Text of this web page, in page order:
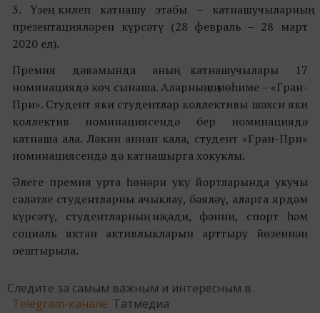
3. Үзең килеп катнашу этабы – катнашучыларның
презентацияләрен күрсәтү (28 февраль – 28 март
2020 ел).
Премия дәвамында аның катнашучылары 17
номинациядә көч сынаша. Аларның иң мөһиме – «Гран-
При». Студент яки студентлар коллективы шәхси яки
коллектив номинациясендә бер номинациядә
катнаша ала. Ләкин аннан кала, студент «Гран-При»
номинациясендә дә катнашырга хокуклы.
Әлеге премия урта һөнәри уку йортларында укучы
сәләтле студентларны ачыклау, бәяләү, аларга ярдәм
күрсәтү, студентларның иҗади, фәнни, спорт һәм
социаль яктан активлыкларын арттыру йөзеннән
оештырыла.
Следите за самым важным и интересным в
Telegram-канале Татмедиа